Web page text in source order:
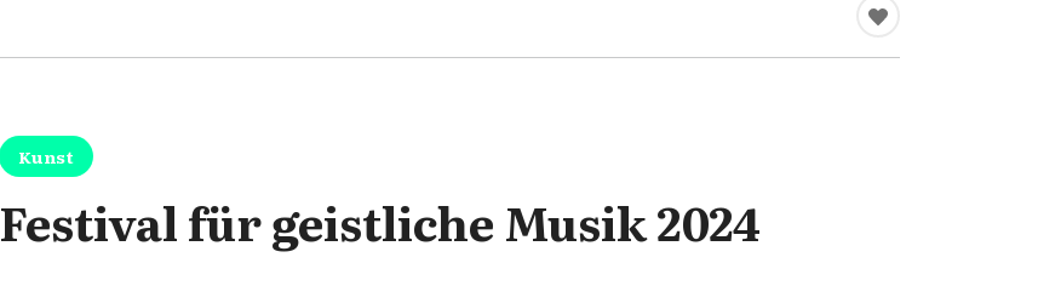
Kunst
Festival für geistliche Musik 2024